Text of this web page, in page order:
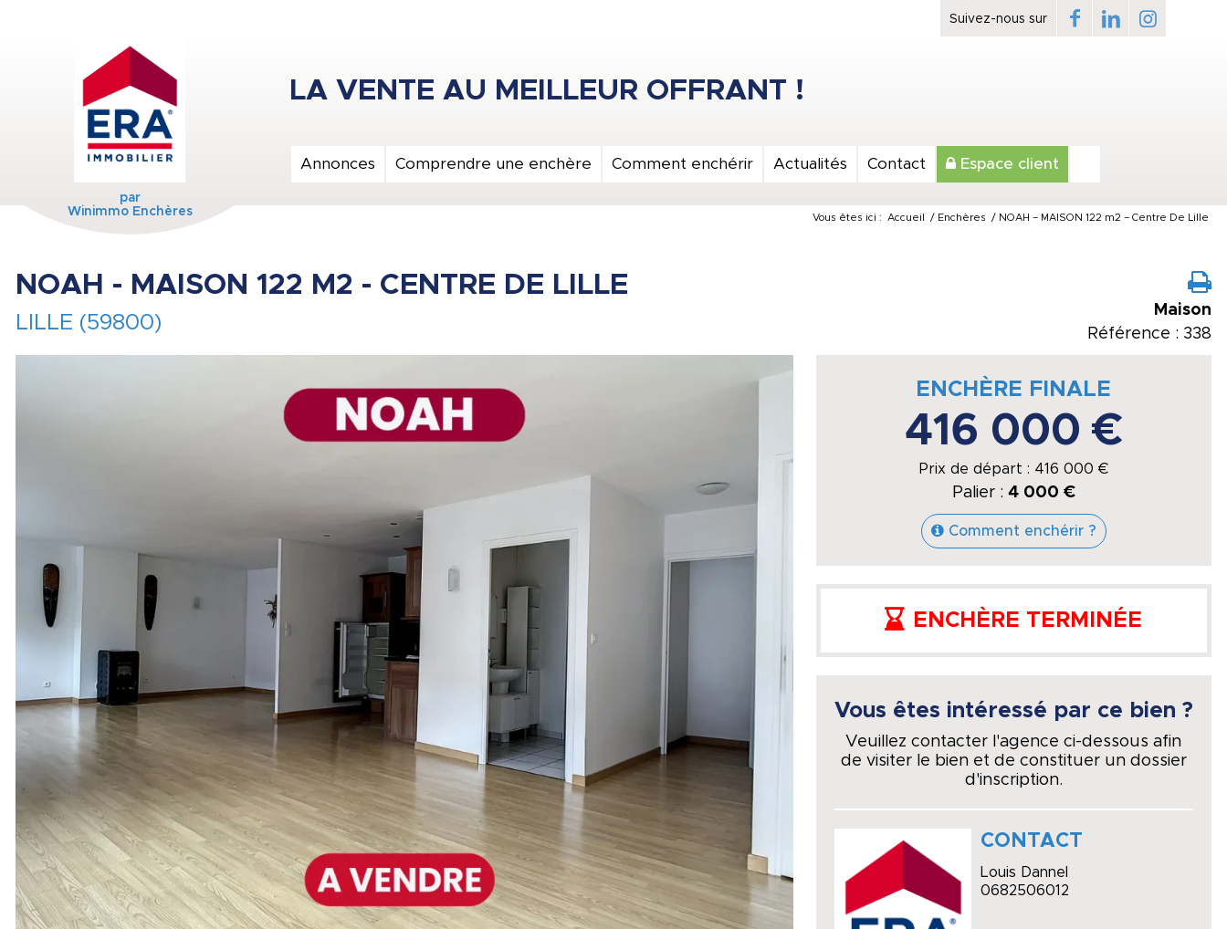
par
Winimmo Enchères
Annonces Comprendre une enchère Comment enchérir Actualités Contact Espace client
Vous êtes ici : Accueil / Enchères / NOAH – MAISON 122 m2 – Centre De Lille
NOAH - MAISON 122 M2 - CENTRE DE LILLE
LILLE (59800)
Maison
Référence : 338
ENCHÈRE FINALE
416 000 €
Prix de départ : 416 000 €
Palier : 4 000 €
Comment enchérir ?
ENCHÈRE TERMINÉE
Vous êtes intéressé par ce bien ?
Veuillez contacter l'agence ci-dessous afin
de visiter le bien et de constituer un dossier
d'inscription.
CONTACT
Louis Dannel
0682506012